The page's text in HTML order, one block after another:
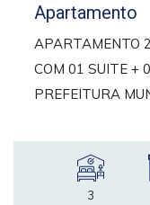
Apartamento
APARTAMENTO
COM 01 SUITE +
PREFEITURA
3